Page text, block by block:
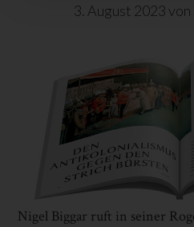
3. August 2023von
Nigel Biggar ruft in seiner